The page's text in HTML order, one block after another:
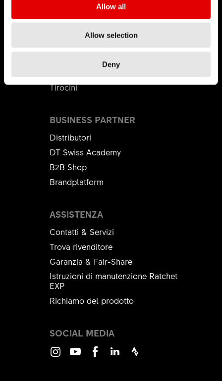
Allow all
Allow selection
Deny
Contraffazione
CARRIERA
Ambiente di lavoro
Tirocini
ASSISTENZA
Contatti & Servizi
Trova rivenditore
Garanzia & Fair-Share
Istruzioni di manutenzione Ratchet
EXP
Richiamo del prodotto
BUSINESS PARTNER
Distributori
DT Swiss Academy
B2B Shop
Brandplatform
SOCIAL MEDIA